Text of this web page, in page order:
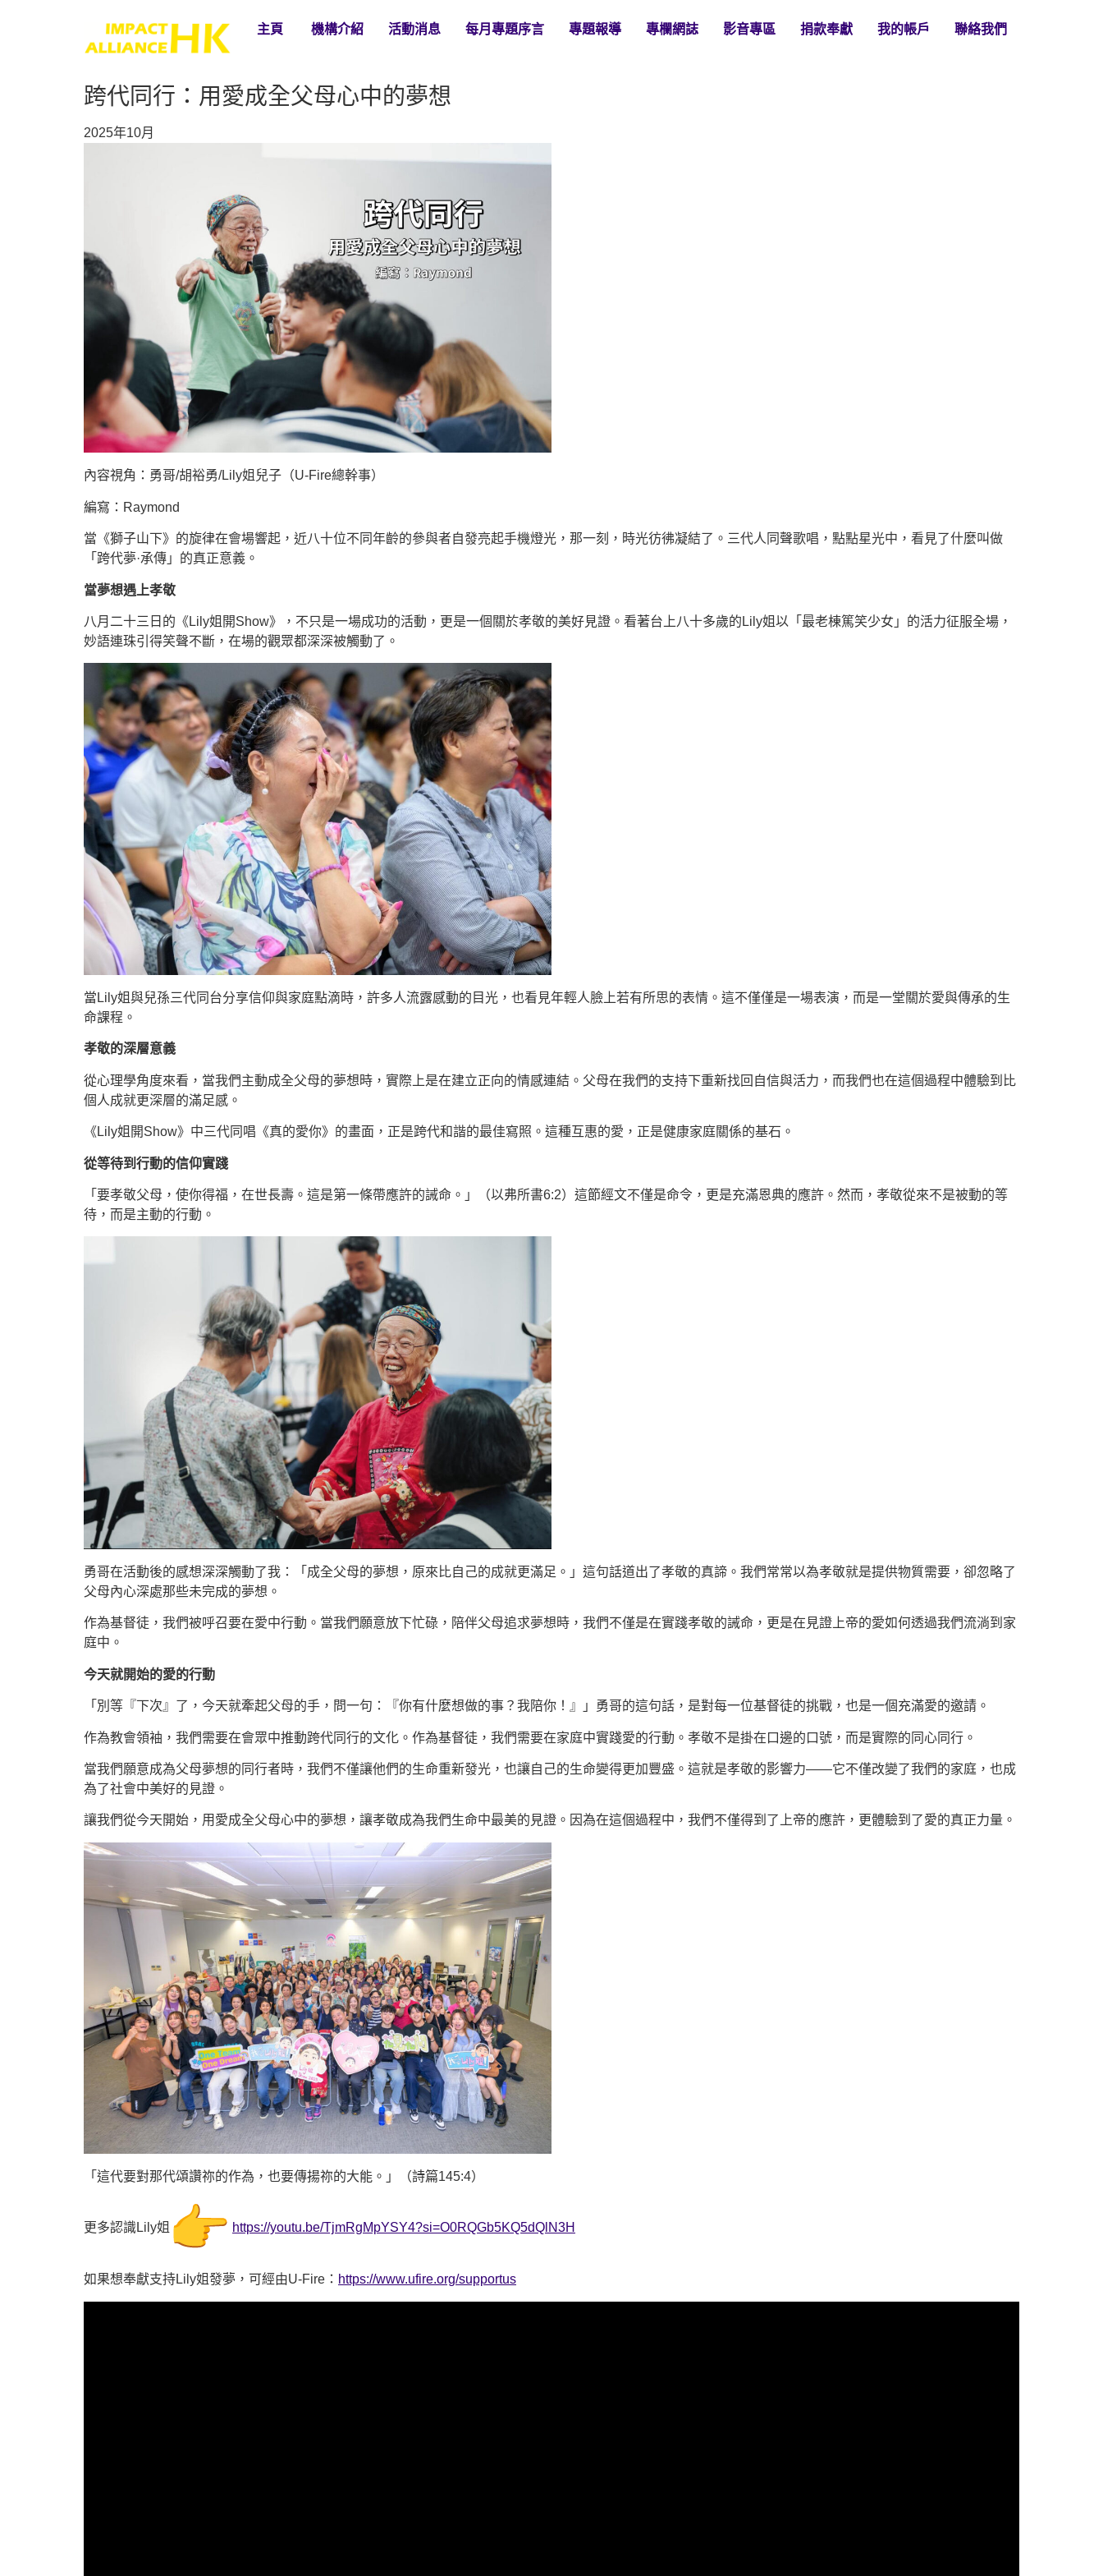
主頁 機構介紹 活動消息 每月專題序言 專題報導 專欄網誌 影音專區 捐款奉獻 我的帳戶 聯絡我們
跨代同行：用愛成全父母心中的夢想
2025年10月
內容視角：勇哥/胡裕勇/Lily姐兒子（U-Fire總幹事）
編寫：Raymond
當《獅子山下》的旋律在會場響起，近八十位不同年齡的參與者自發亮起手機燈光，那一刻，時光彷彿凝結了。三代人同聲歌唱，點點星光中，看見了什麼叫做
「跨代夢·承傳」的真正意義。
當夢想遇上孝敬
八月二十三日的《Lily姐開Show》，不只是一場成功的活動，更是一個關於孝敬的美好見證。看著台上八十多歲的Lily姐以「最老棟篤笑少女」的活力征服全場，
妙語連珠引得笑聲不斷，在場的觀眾都深深被觸動了。
當Lily姐與兒孫三代同台分享信仰與家庭點滴時，許多人流露感動的目光，也看見年輕人臉上若有所思的表情。這不僅僅是一場表演，而是一堂關於愛與傳承的生
命課程。
孝敬的深層意義
從心理學角度來看，當我們主動成全父母的夢想時，實際上是在建立正向的情感連結。父母在我們的支持下重新找回自信與活力，而我們也在這個過程中體驗到比
個人成就更深層的滿足感。
《Lily姐開Show》中三代同唱《真的愛你》的畫面，正是跨代和諧的最佳寫照。這種互惠的愛，正是健康家庭關係的基石。
從等待到行動的信仰實踐
「要孝敬父母，使你得福，在世長壽。這是第一條帶應許的誡命。」（以弗所書6:2）這節經文不僅是命令，更是充滿恩典的應許。然而，孝敬從來不是被動的等
待，而是主動的行動。
勇哥在活動後的感想深深觸動了我：「成全父母的夢想，原來比自己的成就更滿足。」這句話道出了孝敬的真諦。我們常常以為孝敬就是提供物質需要，卻忽略了
父母內心深處那些未完成的夢想。
作為基督徒，我們被呼召要在愛中行動。當我們願意放下忙碌，陪伴父母追求夢想時，我們不僅是在實踐孝敬的誡命，更是在見證上帝的愛如何透過我們流淌到家
庭中。
今天就開始的愛的行動
「別等『下次』了，今天就牽起父母的手，問一句：『你有什麼想做的事？我陪你！』」勇哥的這句話，是對每一位基督徒的挑戰，也是一個充滿愛的邀請。
作為教會領袖，我們需要在會眾中推動跨代同行的文化。作為基督徒，我們需要在家庭中實踐愛的行動。孝敬不是掛在口邊的口號，而是實際的同心同行。
當我們願意成為父母夢想的同行者時，我們不僅讓他們的生命重新發光，也讓自己的生命變得更加豐盛。這就是孝敬的影響力——它不僅改變了我們的家庭，也成
為了社會中美好的見證。
讓我們從今天開始，用愛成全父母心中的夢想，讓孝敬成為我們生命中最美的見證。因為在這個過程中，我們不僅得到了上帝的應許，更體驗到了愛的真正力量。
「這代要對那代頌讚祢的作為，也要傳揚祢的大能。」（詩篇145:4）
更多認識Lily姐 https://youtu.be/TjmRgMpYSY4?si=O0RQGb5KQ5dQlN3H
如果想奉獻支持Lily姐發夢，可經由U-Fire： https://www.ufire.org/supportus